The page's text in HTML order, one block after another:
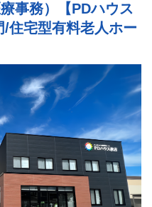
い！
面で『①エリアを選択』し
きます。
り/開催日前日17時）
する」ボタンからご予約く
事務）【PDハウス
住宅型有料老人ホー